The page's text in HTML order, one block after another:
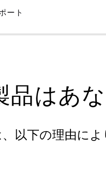
ート
品はあ
以下の理由に